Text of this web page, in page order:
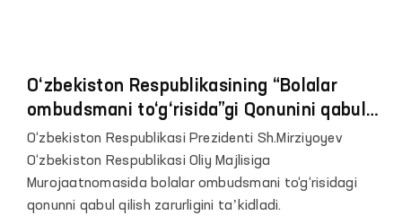
O‘zbekiston Respublikasining “Bolalar
ombudsmani to‘g‘risida”gi Qonunini qabul
qilish zarurligi to‘g‘risida
O‘zbekiston Respublikasi Prezidenti Sh.Mirziyoyev
O‘zbekiston Respublikasi Oliy Majlisiga
Murojaatnomasida bolalar ombudsmani to‘g‘risidagi
qonunni qabul qilish zarurligini taʼkidladi.